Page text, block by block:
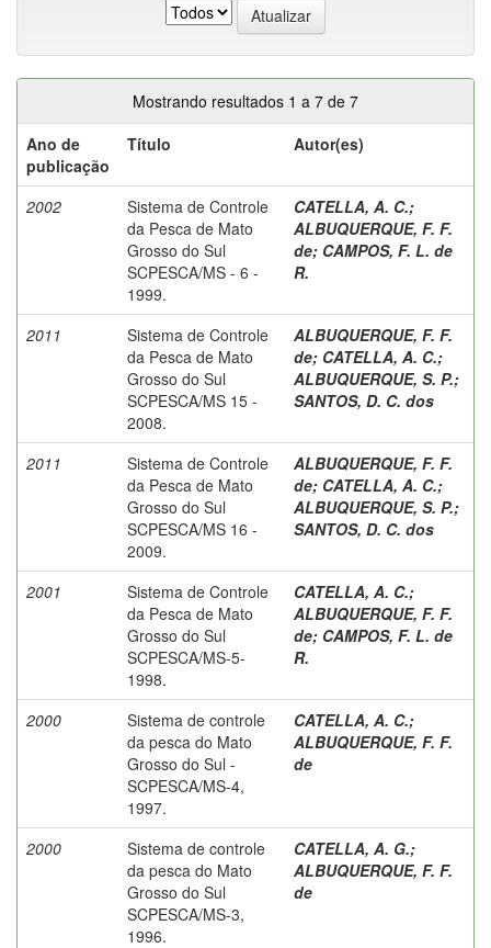
Mostrando resultados 1 a 7 de 7
Ano de
publicação
Título Autor(es)
2002
Sistema de Controle
da Pesca de Mato
Grosso do Sul
SCPESCA/MS - 6 -
1999.
CATELLA, A. C.;
ALBUQUERQUE, F. F.
de; CAMPOS, F. L. de
R.
2011
Sistema de Controle
da Pesca de Mato
Grosso do Sul
SCPESCA/MS 15 -
2008.
ALBUQUERQUE, F. F.
de; CATELLA, A. C.;
ALBUQUERQUE, S. P.;
SANTOS, D. C. dos
2011
Sistema de Controle
da Pesca de Mato
Grosso do Sul
SCPESCA/MS 16 -
2009.
ALBUQUERQUE, F. F.
de; CATELLA, A. C.;
ALBUQUERQUE, S. P.;
SANTOS, D. C. dos
2001
Sistema de Controle
da Pesca de Mato
Grosso do Sul
SCPESCA/MS-5-
1998.
CATELLA, A. C.;
ALBUQUERQUE, F. F.
de; CAMPOS, F. L. de
R.
2000
Sistema de controle
da pesca do Mato
Grosso do Sul -
SCPESCA/MS-4,
1997.
CATELLA, A. C.;
ALBUQUERQUE, F. F.
de
2000
Sistema de controle
da pesca do Mato
Grosso do Sul
SCPESCA/MS-3,
1996.
CATELLA, A. G.;
ALBUQUERQUE, F. F.
de